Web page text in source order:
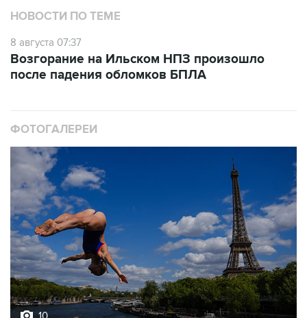
8 августа 07:37
после падения обломков БПЛА
10